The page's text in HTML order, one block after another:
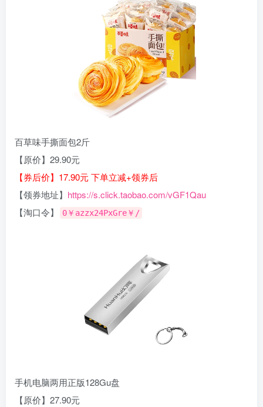
百草味手撕面包2斤
【原价】29.90元
【券后价】17.90元 下单立减+领券后
【领券地址】 https://s.click.taobao.com/vGF1Qau
【淘口令】
0￥azzx24PxGre￥/
手机电脑两用正版128Gu盘
【原价】27.90元